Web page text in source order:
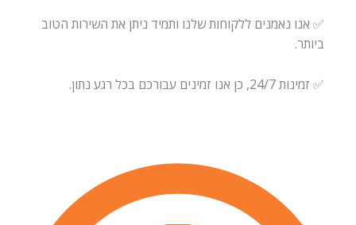
✅ אנו נאמנים ללקוחות שלנו ותמיד ניתן את השירות הטוב
ביותר.
✅ זמינות 24/7, כן אנו זמינים עבורכם בכל רגע נתון.